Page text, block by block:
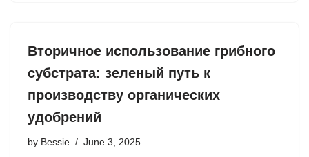
Вторичное использование грибного
субстрата: зеленый путь к
производству органических
удобрений
by Bessie June 3, 2025